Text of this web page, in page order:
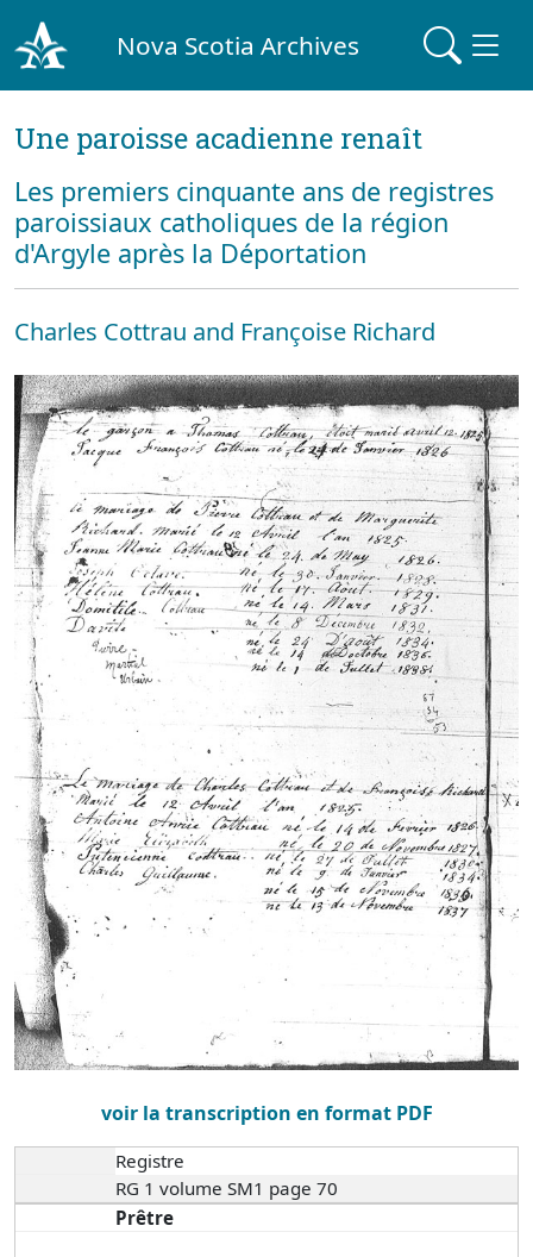
Nova Scotia Archives
Une paroisse acadienne renaît
Les premiers cinquante ans de registres
paroissiaux catholiques de la région
d'Argyle après la Déportation
Charles Cottrau and Françoise Richard
voir la transcription en format PDF
Registre
RG 1 volume SM1 page 70
Prêtre